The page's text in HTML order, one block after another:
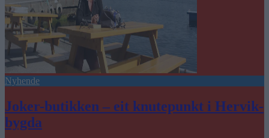
Nyhende
Joker-butikken – eit knutepunkt i Hervik-
bygda